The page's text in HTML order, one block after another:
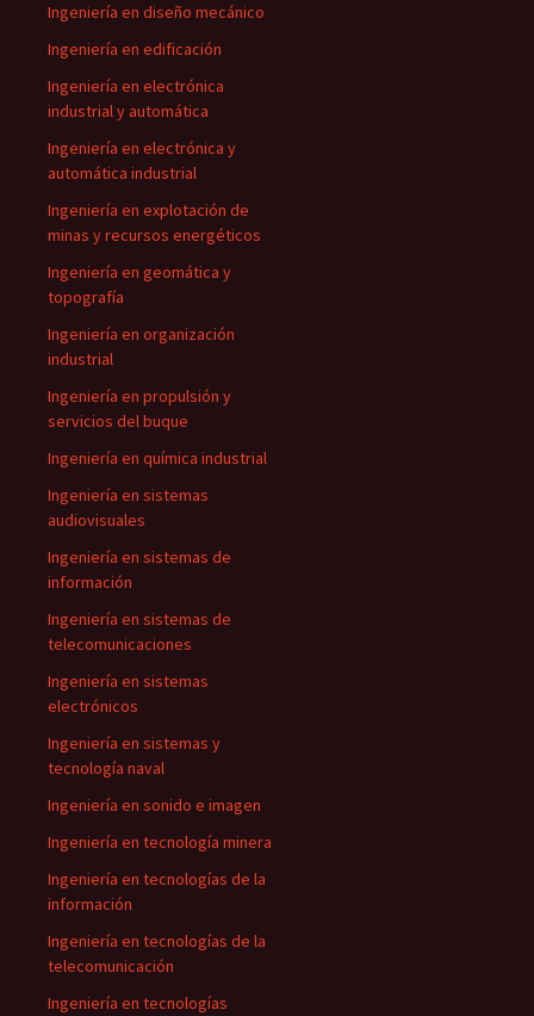
Ingeniería en diseño mecánico
Ingeniería en edificación
Ingeniería en electrónica
industrial y automática
Ingeniería en electrónica y
automática industrial
Ingeniería en explotación de
minas y recursos energéticos
Ingeniería en geomática y
topografía
Ingeniería en organización
industrial
Ingeniería en propulsión y
servicios del buque
Ingeniería en química industrial
Ingeniería en sistemas
audiovisuales
Ingeniería en sistemas de
información
Ingeniería en sistemas de
telecomunicaciones
Ingeniería en sistemas
electrónicos
Ingeniería en sistemas y
tecnología naval
Ingeniería en sonido e imagen
Ingeniería en tecnología minera
Ingeniería en tecnologías de la
información
Ingeniería en tecnologías de la
telecomunicación
Ingeniería en tecnologías